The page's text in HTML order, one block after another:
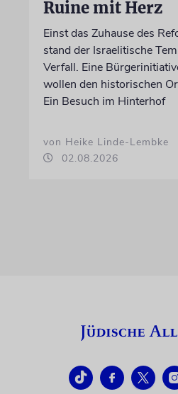
Ruine mit Herz
Einst das Zuhause des
stand der Israelitische
Verfall. Eine
wollen den historischen
Ein Besuch im Hinterhof
von Heike Linde-Lembke
02.08.2026